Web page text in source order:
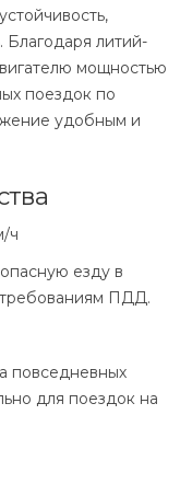
Благодаря литий-
мощностью
поездок по
удобным и
ч
езду в
требованиям ПДД.
повседневных
для поездок на